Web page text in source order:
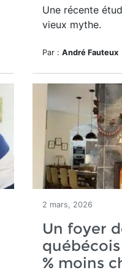
Une récente
vieux mythe.
Par : André Fauteux
2 mars, 2026
Un foyer
% moins